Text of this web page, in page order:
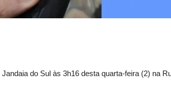
do Sul às 3h16 desta quarta-feira (2) na